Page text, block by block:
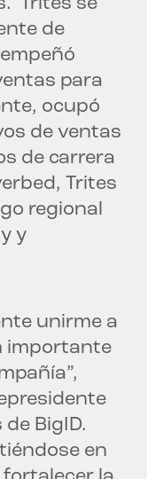
Trites se
de
para
ocupó
de ventas
de carrera
Trites
regional
y
unirme a
importante
BigID.
en